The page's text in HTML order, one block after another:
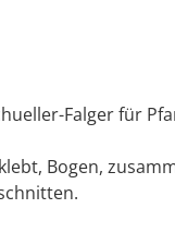
Falger für
Bogen,